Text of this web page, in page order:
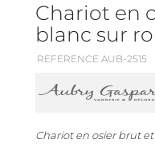
Chariot en
blanc sur
REFERENCE AUB-2515
Chariot en osier brut